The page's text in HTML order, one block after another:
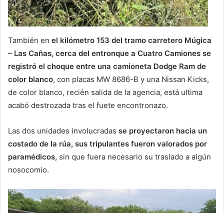
También en el kilómetro 153 del tramo carretero Múgica
– Las Cañas, cerca del entronque a Cuatro Camiones se
registró el choque entre una camioneta Dodge Ram de
color blanco, con placas MW 8686-B y una Nissan Kicks,
de color blanco, recién salida de la agencia, está ultima
acabó destrozada tras el fuete encontronazo.
Las dos unidades involucradas se proyectaron hacia un
costado de la rúa, sus tripulantes fueron valorados por
paramédicos, sin que fuera necesario su traslado a algún
nosocomio.